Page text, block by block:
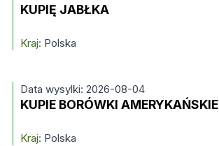
KUPIĘ JABŁKA
Kraj: Polska
Data wysylki: 2026-08-04
KUPIE BORÓWKI AMERYKAŃSKIE
Kraj: Polska